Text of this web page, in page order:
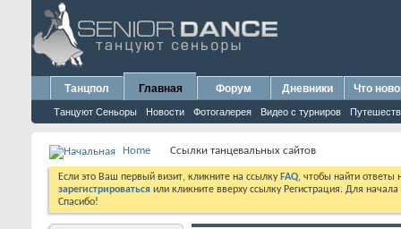
Танцпол Главная
Танцуют Сеньоры Новости Фотогалерея Видео с турниров
Форум Дневники Что
Home Ссылки танцевальных сайтов
Если это Ваш первый визит, кликните на ссылку FAQ, чтобы найти
зарегистрироваться или кликните вверху ссылку Регистрация. Для
Спасибо!